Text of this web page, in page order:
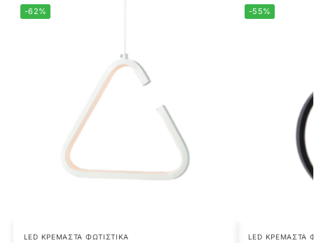
-62%
LED ΚΡΕΜΑΣΤΆ ΦΩΤΙΣΤΙΚΆ
-55%
LED ΚΡΕΜΑΣΤΆ